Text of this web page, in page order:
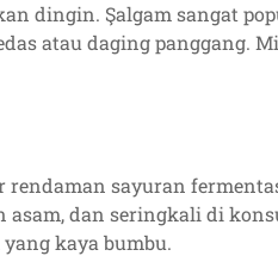
dingin. Şalgam sangat
atau daging panggang.
sayuran
dan seringkali di
kaya bumbu.